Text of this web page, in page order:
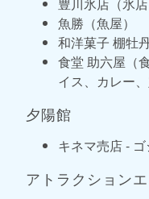
魚勝（魚屋）
和洋菓子 棚牡
食堂 助六屋（
イス、カレー
夕陽館
キネマ売店 - ゴ
アトラクション